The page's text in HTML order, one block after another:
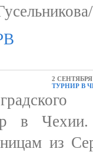
2 СЕНТЯБРЯ
ТУРНИР В
в
из